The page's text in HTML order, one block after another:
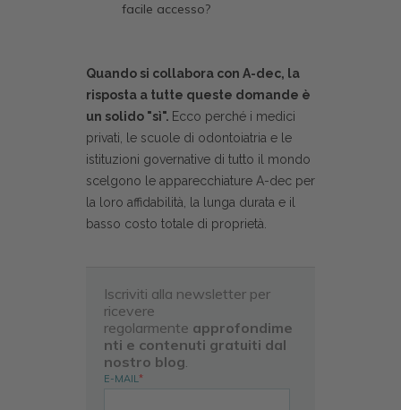
facile accesso?
Quando si collabora con A-dec, la
risposta a tutte queste domande è
un solido "sì". Ecco perché i medici
privati, le scuole di odontoiatria e le
istituzioni governative di tutto il mondo
scelgono le apparecchiature A-dec per
la loro affidabilità, la lunga durata e il
basso costo totale di proprietà.
Iscriviti alla newsletter per
ricevere
regolarmente approfondime
nti e contenuti gratuiti dal
nostro blog.
E-MAIL*